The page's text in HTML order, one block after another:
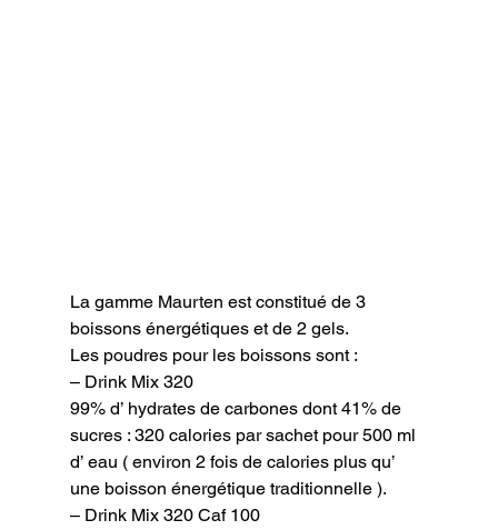
La gamme Maurten est constitué de 3
boissons énergétiques et de 2 gels.
Les poudres pour les boissons sont :
– Drink Mix 320
99% d’ hydrates de carbones dont 41% de
sucres : 320 calories par sachet pour 500 ml
d’ eau ( environ 2 fois de calories plus qu’
une boisson énergétique traditionnelle ).
– Drink Mix 320 Caf 100